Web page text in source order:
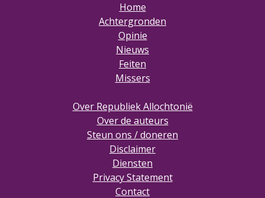
Home
Achtergronden
Opinie
Nieuws
Feiten
Missers
Over Republiek Allochtonië
Over de auteurs
Steun ons / doneren
Disclaimer
Diensten
Privacy Statement
Contact